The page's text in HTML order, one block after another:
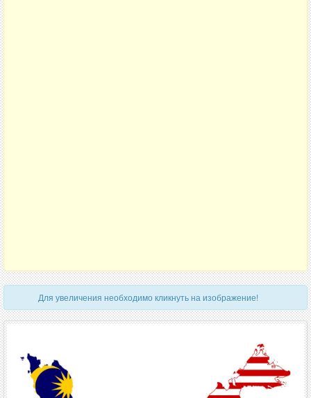
Для увеличения необходимо кликнуть на изображение!